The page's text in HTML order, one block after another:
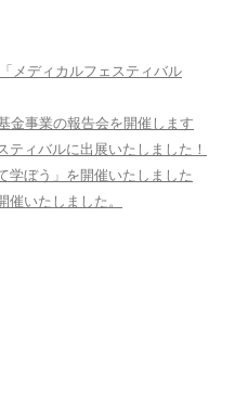
メディカルフェスティバル
金事業の報告会を開催します
ィバルに出展いたしました！
学ぼう」を開催いたしました
いたしました。